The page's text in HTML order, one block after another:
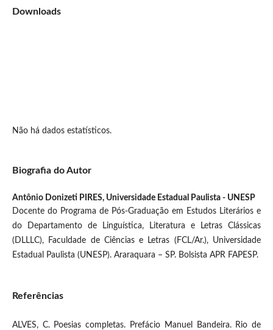
Downloads
Não há dados estatísticos.
Biografia do Autor
Antônio Donizeti PIRES, Universidade Estadual Paulista - UNESP
Docente do Programa de Pós-Graduação em Estudos Literários e
do Departamento de Linguística, Literatura e Letras Clássicas
(DLLLC), Faculdade de Ciências e Letras (FCL/Ar.), Universidade
Estadual Paulista (UNESP). Araraquara – SP. Bolsista APR FAPESP.
Referências
ALVES, C. Poesias completas. Prefácio Manuel Bandeira. Rio de